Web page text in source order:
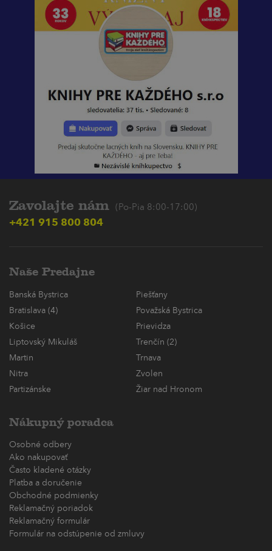
Zavolajte nám (Po-Pia 8:00-17:00)
+421 915 800 804
Naše Predajne
Banská Bystrica
Piešťany
Bratislava (4)
Považská Bystrica
Košice
Prievidza
Liptovský Mikuláš
Trenčín (2)
Martin
Trnava
Nitra
Zvolen
Partizánske
Žiar nad Hronom
Nákupný poradca
Osobné odbery
Ako nakupovať
Často kladené otázky
Platba a doručenie
Obchodné podmienky
Reklamačný poriadok
Reklamačný formulár
Formulár na odstúpenie od zmluvy